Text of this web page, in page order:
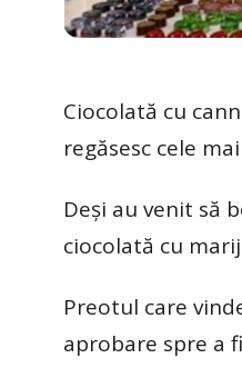
Ciocolată cu
regăsesc cele
Deși au venit să
ciocolată cu
Preotul care
aprobare spre a